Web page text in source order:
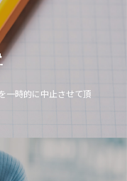
一時的に中止させて頂